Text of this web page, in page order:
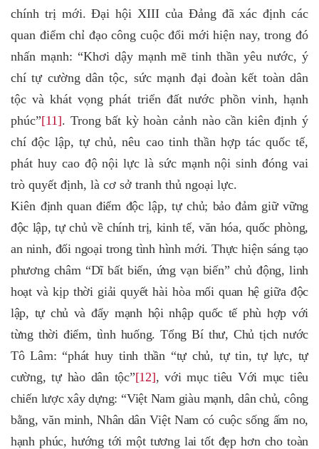
chính trị mới. Đại hội XIII của Đảng đã xác định các
quan điểm chỉ đạo công cuộc đổi mới hiện nay, trong đó
nhấn mạnh: “Khơi dậy mạnh mẽ tinh thần yêu nước, ý
chí tự cường dân tộc, sức mạnh đại đoàn kết toàn dân
tộc và khát vọng phát triển đất nước phồn vinh, hạnh
phúc”[11]. Trong bất kỳ hoàn cảnh nào cần kiên định ý
chí độc lập, tự chủ, nêu cao tinh thần hợp tác quốc tế,
phát huy cao độ nội lực là sức mạnh nội sinh đóng vai
trò quyết định, là cơ sở tranh thủ ngoại lực.
Kiên định quan điểm độc lập, tự chủ; bảo đảm giữ vững
độc lập, tự chủ về chính trị, kinh tế, văn hóa, quốc phòng,
an ninh, đối ngoại trong tình hình mới. Thực hiện sáng tạo
phương châm “Dĩ bất biến, ứng vạn biến” chủ động, linh
hoạt và kịp thời giải quyết hài hòa mối quan hệ giữa độc
lập, tự chủ và đẩy mạnh hội nhập quốc tế phù hợp với
từng thời điểm, tình huống. Tổng Bí thư, Chủ tịch nước
Tô Lâm: “phát huy tinh thần “tự chủ, tự tin, tự lực, tự
cường, tự hào dân tộc”[12], với mục tiêu Với mục tiêu
chiến lược xây dựng: “Việt Nam giàu mạnh, dân chủ, công
bằng, văn minh, Nhân dân Việt Nam có cuộc sống ấm no,
hạnh phúc, hướng tới một tương lai tốt đẹp hơn cho toàn